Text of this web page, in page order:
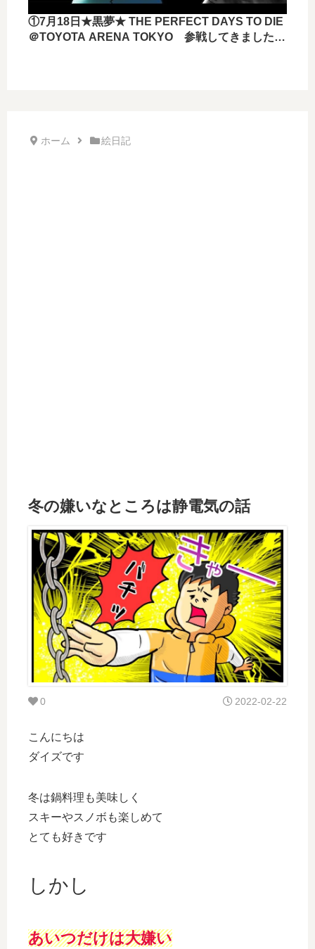
①7月18日★黒夢★ THE PERFECT DAYS TO DIE
＠TOYOTA ARENA TOKYO 参戦してきました
ホーム 絵日記
冬の嫌いなところは静電気の話
0 2022-02-22
こんにちは
ダイズです
冬は鍋料理も美味しく
スキーやスノボも楽しめて
とても好きです
しかし
あいつだけは大嫌い